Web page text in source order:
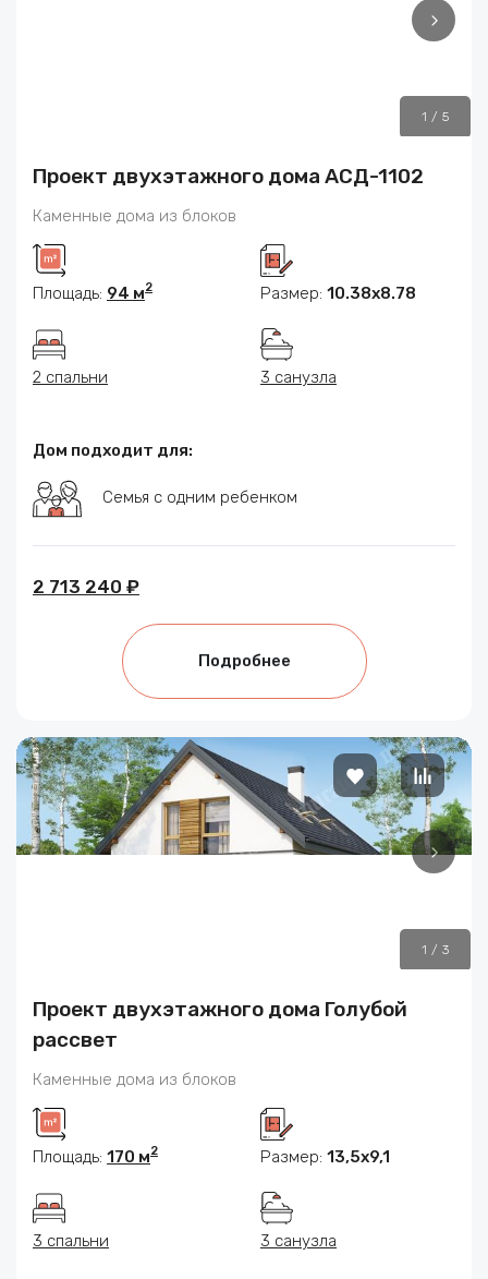
1 / 5
Проект двухэтажного дома АСД-1102
Каменные дома из блоков
Площадь: 94 м2 Размер: 10.38x8.78
2 спальни 3 санузла
Дом подходит для:
Семья с одним ребенком
2 713 240 ₽
Подробнее
1 / 3
Проект двухэтажного дома Голубой
рассвет
Каменные дома из блоков
Площадь: 170 м2 Размер: 13,5х9,1
3 спальни 3 санузла